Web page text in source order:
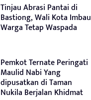
Tinjau Abrasi Pantai di
Bastiong, Wali Kota Imbau
Warga Tetap Waspada
Pemkot Ternate Peringati
Maulid Nabi Yang
dipusatkan di Taman
Nukila Berjalan Khidmat